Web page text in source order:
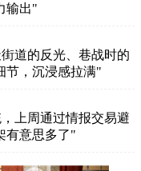
输出"
道的反光、巷战时的
节，沉浸感拉满"
上周通过情报交易避
有意思多了"